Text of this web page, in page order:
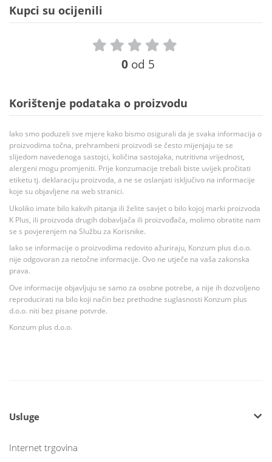
Kupci su ocijenili
0 od 5
Korištenje podataka o proizvodu
Iako smo poduzeli sve mjere kako bismo osigurali da je svaka informacija o
proizvodima točna, prehrambeni proizvodi se često mijenjaju te se
slijedom navedenoga sastojci, količina sastojaka, nutritivna vrijednost,
alergeni mogu promjeniti. Prije konzumacije trebali biste uvijek pročitati
etiketu tj. deklaraciju proizvoda, a ne se oslanjati isključivo na informacije
koje su objavljene na web stranici.
Ukoliko imate bilo kakvih pitanja ili želite savjet o bilo kojoj marki proizvoda
K Plus, ili proizvoda drugih dobavljača ili proizvođača, molimo obratite nam
se s povjerenjem na Službu za Korisnike.
Iako se informacije o proizvodima redovito ažuriraju, Konzum plus d.o.o.
nije odgovoran za netočne informacije. Ovo ne utječe na vaša zakonska
prava.
Ove informacije objavljuju se samo za osobne potrebe, a nije ih dozvoljeno
reproducirati na bilo koji način bez prethodne suglasnosti Konzum plus
d.o.o. niti bez pisane potvrde.
Konzum plus d.o.o.
Usluge
Internet trgovina